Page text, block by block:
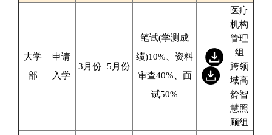
大学
部
申请
入学
3月份 5月份
笔试(学测成
绩)10%、资料
审查40%、面
试50%
医疗
机构
管理
组
跨领
域高
龄智
慧照
顾组